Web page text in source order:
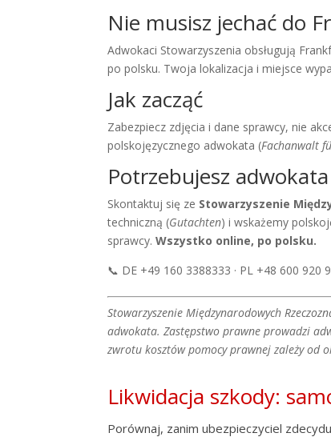
Nie musisz jechać do
Adwokaci Stowarzyszenia obsługują
po polsku. Twoja lokalizacja i miejsce
Jak zacząć
Zabezpiecz zdjęcia i dane sprawcy, nie
polskojęzycznego adwokata (Fachanwalt
Potrzebujesz
Skontaktuj się ze Stowarzyszenie
techniczną (Gutachten) i wskażemy
sprawcy.Wszystko online, po polsku.
📞 DE +49 160 3388333 · PL +48 600 920
Stowarzyszenie Międzynarodowych
adwokata. Zastępstwo prawne prowadzi
zwrotu kosztów pomocy prawnej zależy od
Likwidacja szkody:
Porównaj, zanim ubezpieczyciel